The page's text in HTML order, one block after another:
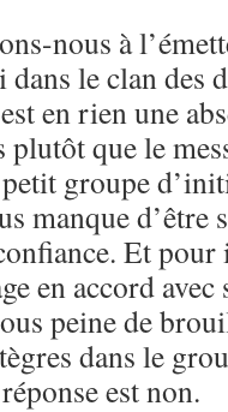
nous à
le clan des
en rien une
que le
groupe
manque
Et
en accord avec
peine de
dans le
est non.